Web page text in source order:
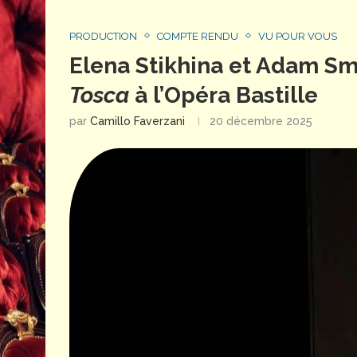
PRODUCTION COMPTE RENDU VU POUR VOUS
Elena Stikhina et Adam
Tosca à l’Opéra Bastille
par Camillo Faverzani 20 décembre 2025